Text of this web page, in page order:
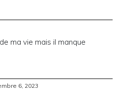
ma vie mais il manque
6, 2023